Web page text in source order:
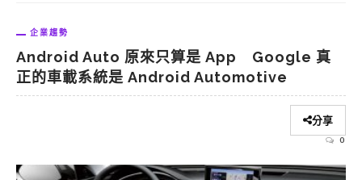
企業趨勢
Android Auto 原來只算是 App Google 真
正的車載系統是 Android Automotive
分享
0